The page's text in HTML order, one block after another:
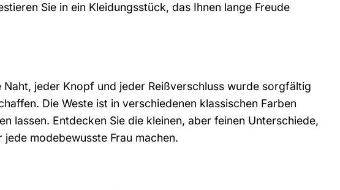
Sie in ein Kleidungsstück, das Ihnen lange Freude
jeder Knopf und jeder Reißverschluss wurde sorgfältig
Die Weste ist in verschiedenen klassischen Farben
lassen. Entdecken Sie die kleinen, aber feinen Unterschiede,
modebewusste Frau machen.